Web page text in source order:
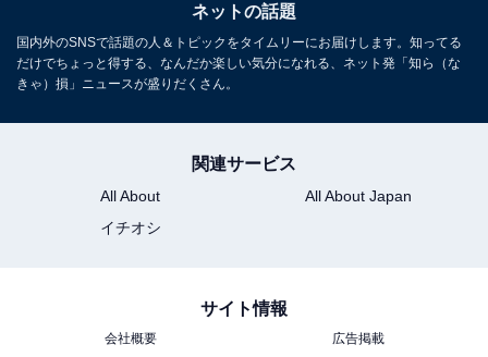
ネットの話題
国内外のSNSで話題の人＆トピックをタイムリーにお届けします。知ってる
だけでちょっと得する、なんだか楽しい気分になれる、ネット発「知ら（な
きゃ）損」ニュースが盛りだくさん。
関連サービス
All About
All About Japan
イチオシ
サイト情報
会社概要
広告掲載